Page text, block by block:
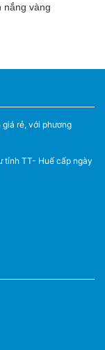
nắng vàng
rẻ, với phương
tỉnh TT- Huế cấp ngày